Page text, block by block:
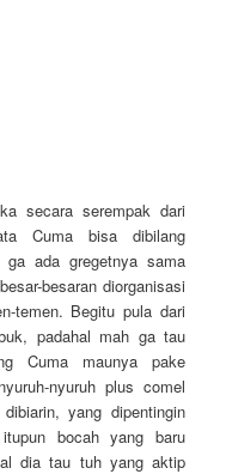
secara serempak dari
Cuma bisa dibilang
ada gregetnya sama
besaran diorganisasi
temen. Begitu pula dari
padahal mah ga tau
Cuma maunya pake
nyuruh plus comel
yang dipentingin
bocah yang baru
dia tau tuh yang aktip